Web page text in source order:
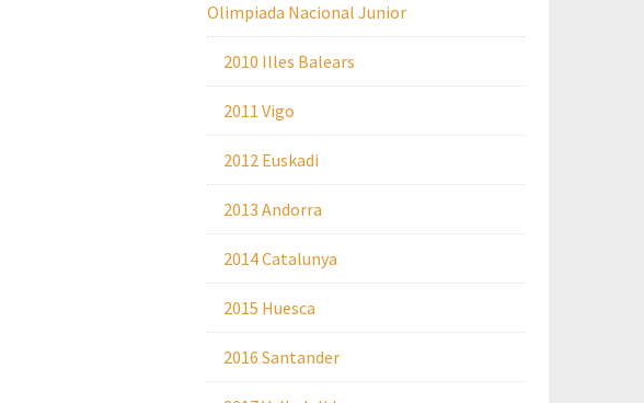
Olimpiada Nacional Junior
2010 Illes Balears
2011 Vigo
2012 Euskadi
2013 Andorra
2014 Catalunya
2015 Huesca
2016 Santander